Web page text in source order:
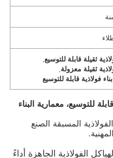
ثقيلة قابلة للتوسيع
ثقيلة معزولة
فولاذية قابلة للتوسيع
للتوسيع، معمارية البناء
المسبقة الصنع
الفولاذية الجاهزة أداءً